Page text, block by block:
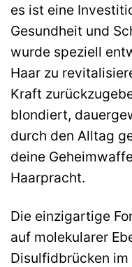
es ist eine
Gesundheit und
wurde speziell
Haar zu
Kraft
blondiert,
durch den Alltag
deine
Haarpracht.
Die einzigartige
auf molekularer
Disulfidbrücken